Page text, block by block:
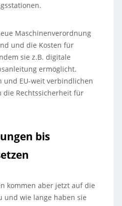
Maschinenverordnung
und die Kosten für
sie z.B. digitale
ermöglicht.
und EU-weit verbindlichen
die Rechtssicherheit für
bis
kommen aber jetzt auf die
und wie lange haben sie